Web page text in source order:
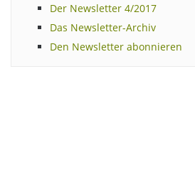
Der Newsletter 4/2017
Das Newsletter-Archiv
Den Newsletter abonnieren